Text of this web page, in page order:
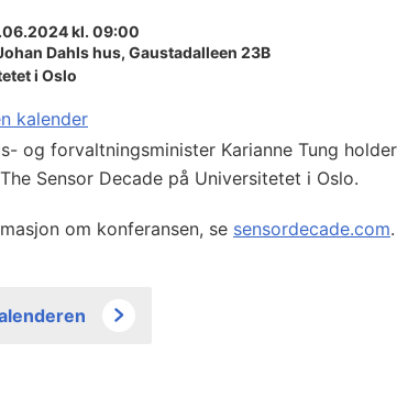
kl. 09:00
Dahls hus, Gaustadalleen 23B
i Oslo
kalender
og forvaltningsminister Karianne Tung
Sensor Decade på Universitetet i Oslo.
om konferansen, se sensordecade.com.